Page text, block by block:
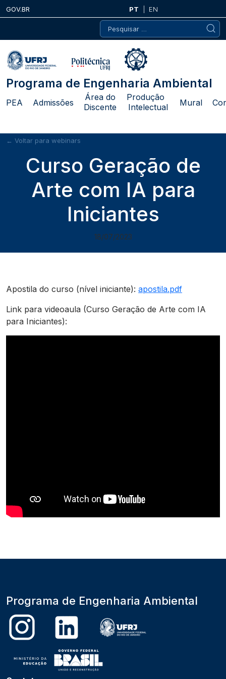
Skip
to
GOV.BR PT
EN
Pesquisar
por:
Programa de Engenharia Ambiental
PEA Admissões
Área do
Discente
Produção
Intelectual
Mural
← Voltar para webinars
Curso Geração de
Arte com IA para
Iniciantes
18/07/2023
Apostila do curso (nível iniciante): apostila.pdf
Link para videoaula (Curso Geração de Arte com IA
para Iniciantes):
Programa de Engenharia Ambiental